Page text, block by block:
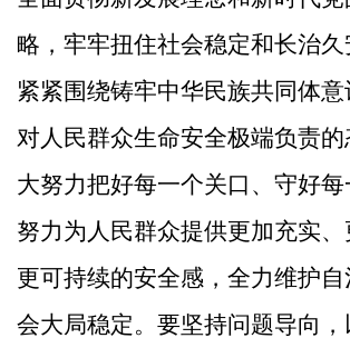
略，牢牢扭住社会稳定和长治久
紧紧围绕铸牢中华民族共同体
对人民群众生命安全极端负责
大努力把好每一个关口、守好每
努力为人民群众提供更加充实、
更可持续的安全感，全力维护
会大局稳定。 要坚持问题导向